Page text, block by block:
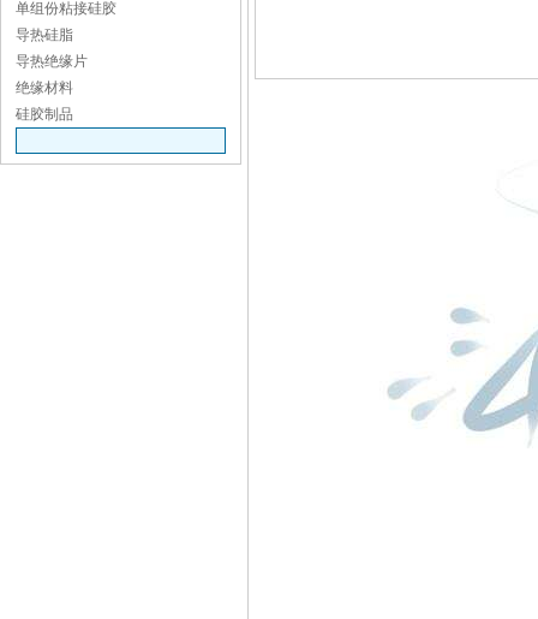
单组份粘接硅胶
导热硅脂
导热绝缘片
绝缘材料
硅胶制品